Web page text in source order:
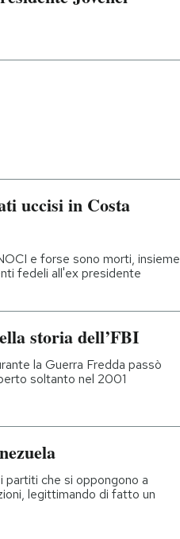
uccisi in Costa
e forse sono morti, insieme
fedeli all'ex presidente
storia dell’FBI
la Guerra Fredda passò
soltanto nel 2001
che si oppongono a
legittimando di fatto un